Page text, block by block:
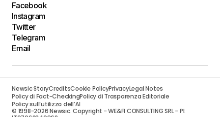
Facebook
Instagram
Twitter
Telegram
Email
Newsic StoryCreditsCookie PolicyPrivacyLegal Notes
Policy di Fact-CheckingPolicy di Trasparenza Editoriale
Policy sull’utilizzo dell’AI
© 1998-2026 Newsic. Copyright - WE&FI CONSULTING SRL - PI: